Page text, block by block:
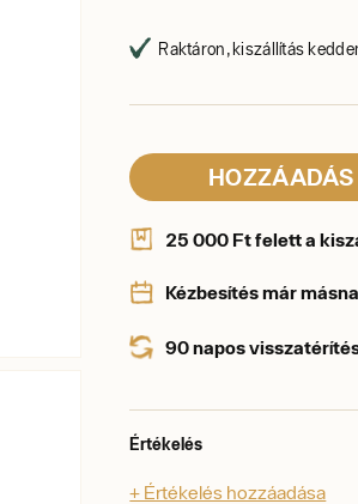
Raktáron, kiszállítás
25 000 Ft felett a
Kézbesítés már
90 napos
Értékelés
+ Értékelés hozzáadása